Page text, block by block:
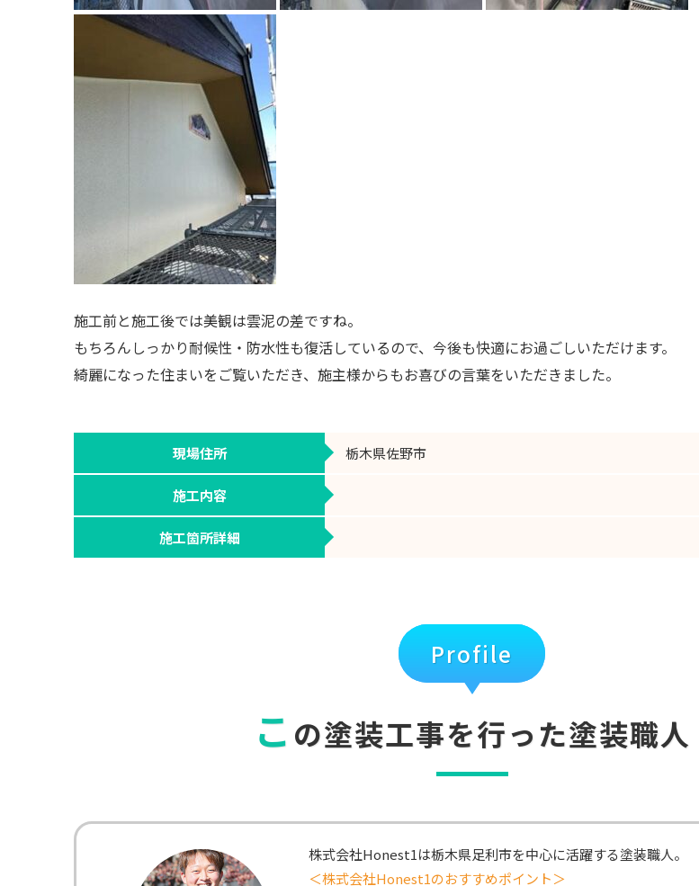
施工前と施工後では美観は雲泥の差ですね。
もちろんしっかり耐候性・防水性も復活しているので、今後も快適にお過ごしいただけます。
綺麗になった住まいをご覧いただき、施主様からもお喜びの言葉をいただきました。
現場住所 栃木県佐野市
施工内容
施工箇所詳細
Profile
こ の塗装工事を行った塗装職人
株式会社Honest1は栃木県足利市を中心に活躍する塗装職人。
＜株式会社Honest1のおすすめポイント＞